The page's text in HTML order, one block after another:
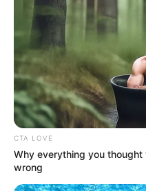
CTA LOVE
Why everything you
wrong